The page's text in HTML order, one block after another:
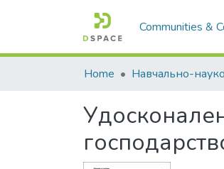
Communities &
Home